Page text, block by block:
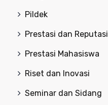
Pildek
Prestasi dan Reputasi
Prestasi Mahasiswa
Riset dan Inovasi
Seminar dan Sidang